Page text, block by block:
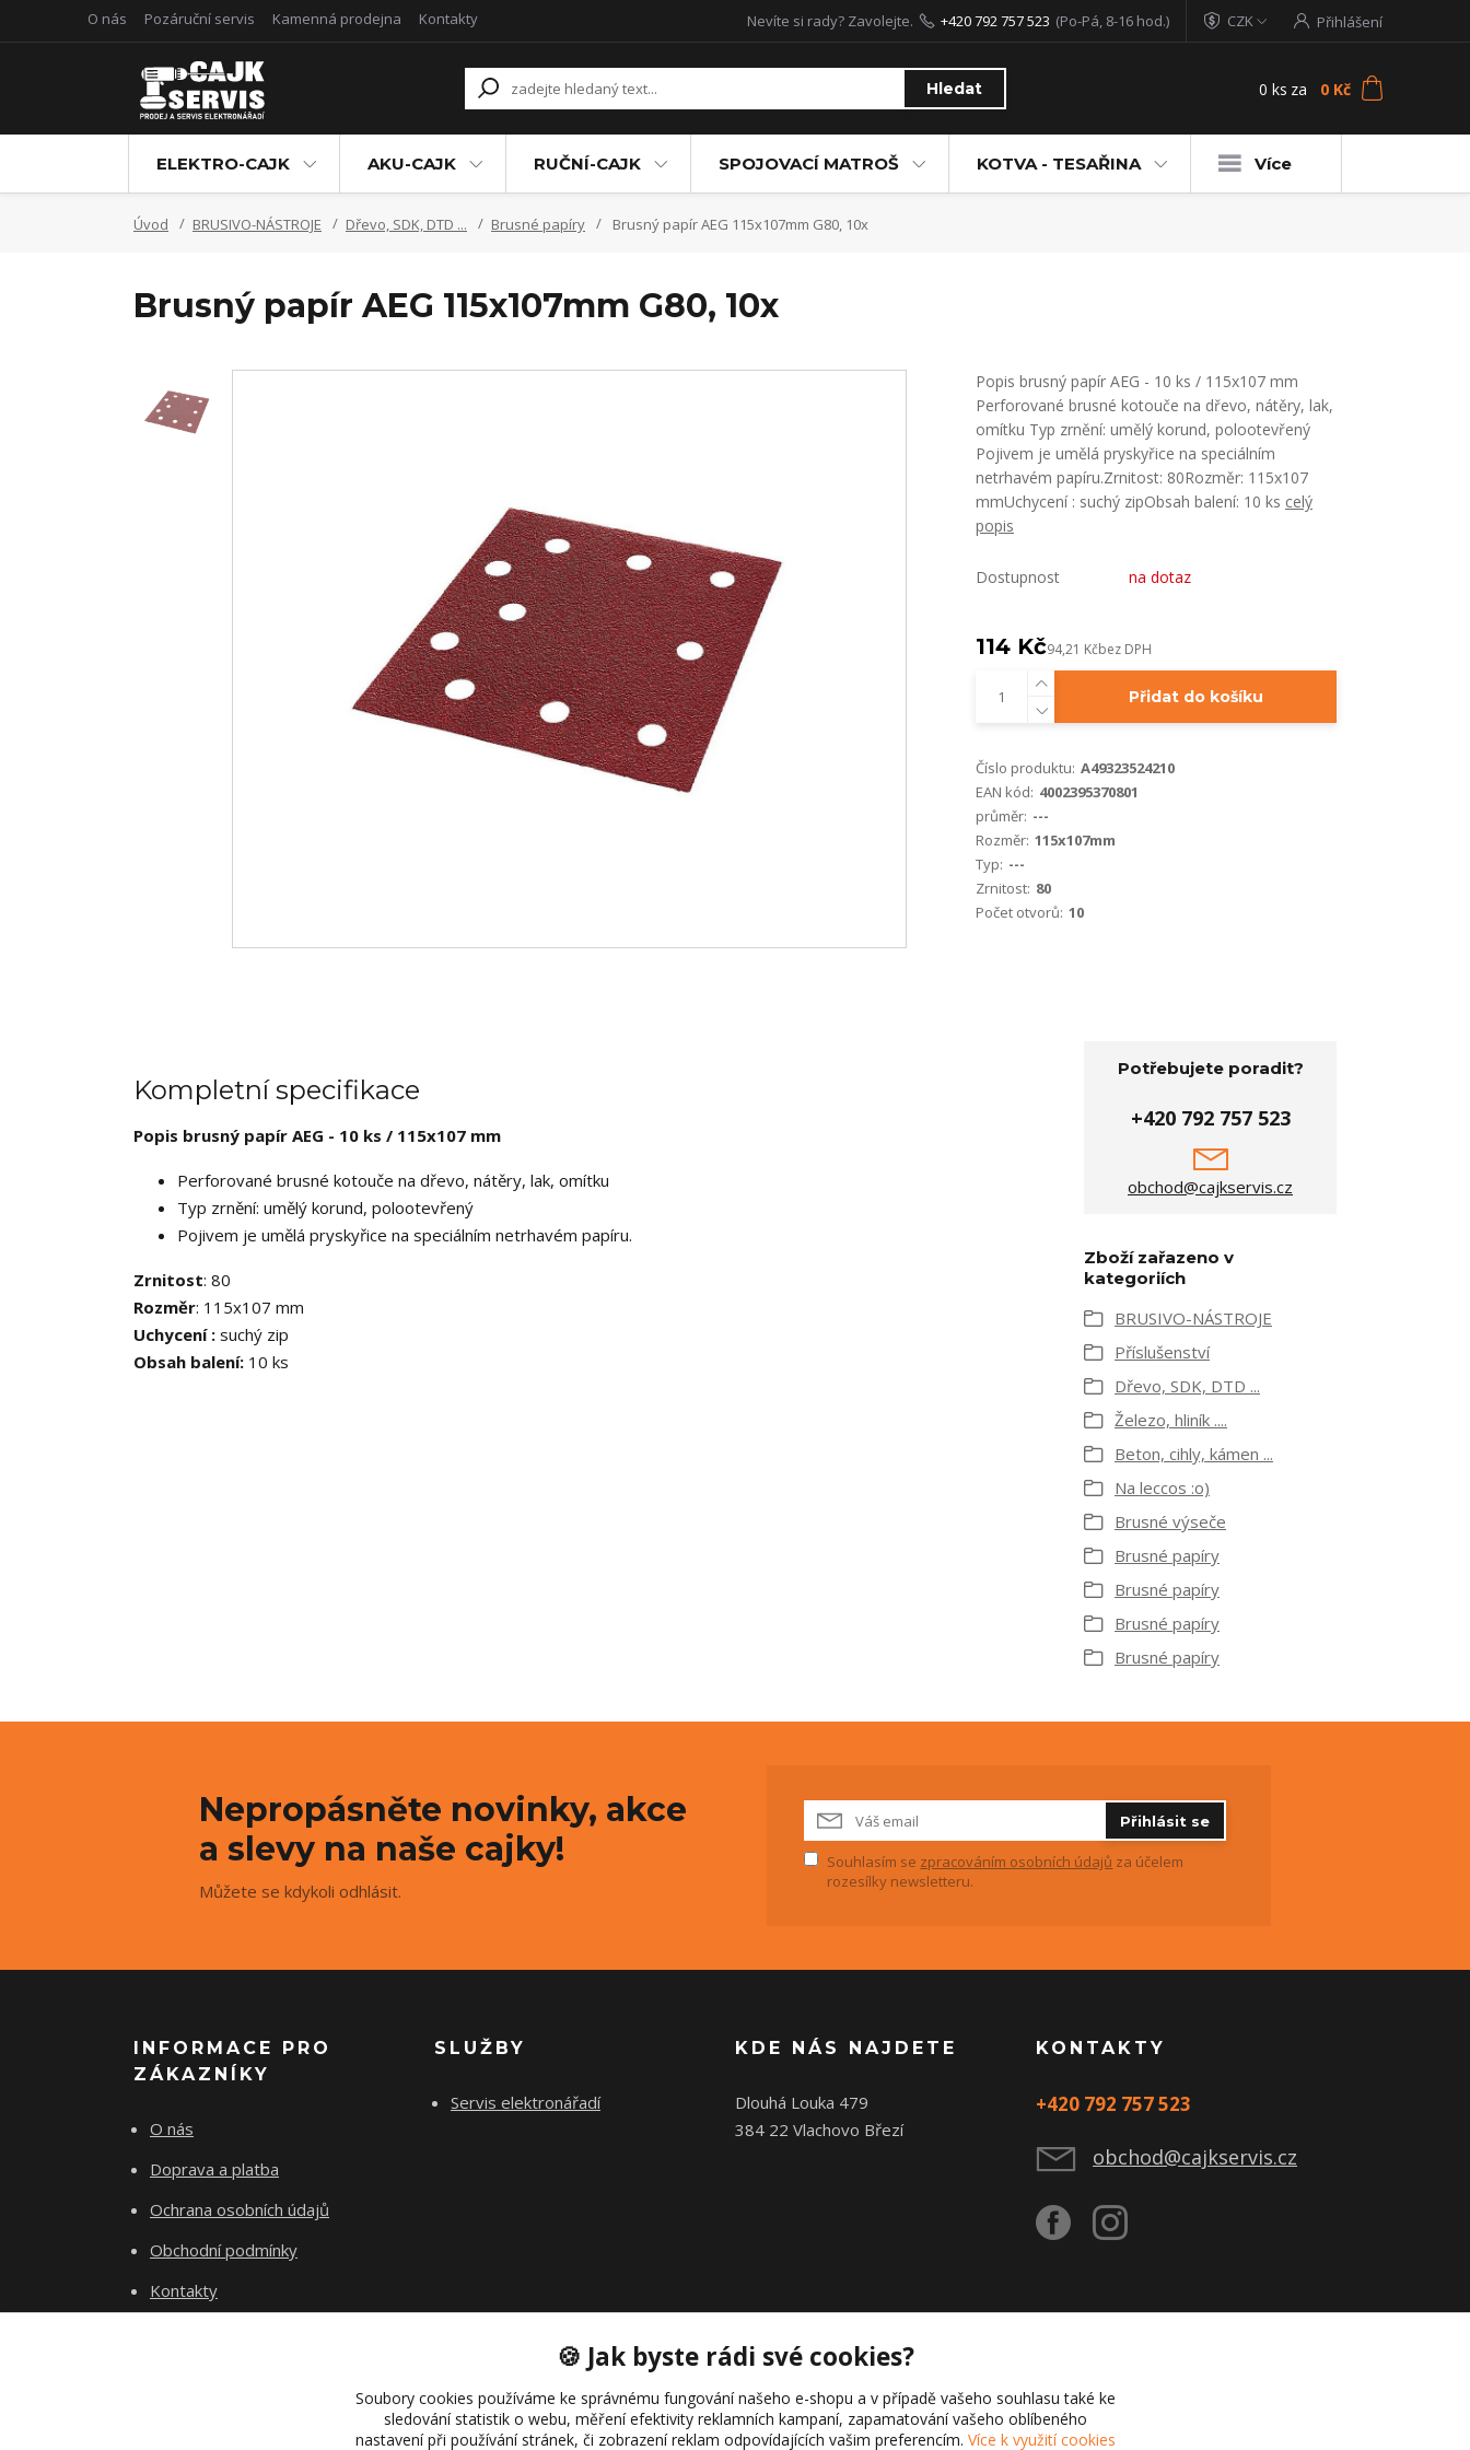
O nás Pozáruční servis Kamenná prodejna Kontakty CZK Přihlášení
Hledat
Nevíte si rady? Zavolejte. +420 792 757 523 (Po-Pá, 8-16 hod.)
0 ks za 0 Kč
ELEKTRO-CAJK AKU-CAJK RUČNÍ-CAJK SPOJOVACÍ MATROŠ KOTVA - TESAŘINA Více
Úvod BRUSIVO-NÁSTROJE Dřevo, SDK, DTD ... Brusné papíry Brusný papír AEG 115x107mm G80, 10x
Brusný papír AEG 115x107mm G80, 10x
Popis brusný papír AEG - 10 ks / 115x107 mm
Perforované brusné kotouče na dřevo, nátěry, lak,
omítku Typ zrnění: umělý korund, polootevřený
Pojivem je umělá pryskyřice na speciálním
netrhavém papíru.Zrnitost: 80Rozměr: 115x107
mmUchycení : suchý zipObsah balení: 10 ks celý
popis
Dostupnost na dotaz
114 Kč94,21 Kčbez DPH
Přidat do košíku
Číslo produktu: A49323524210
EAN kód: 4002395370801
průměr: ---
Rozměr: 115x107mm
Typ: ---
Zrnitost: 80
Počet otvorů: 10
Kompletní specifikace
Popis brusný papír AEG - 10 ks / 115x107 mm
Perforované brusné kotouče na dřevo, nátěry, lak, omítku
Typ zrnění: umělý korund, polootevřený
Pojivem je umělá pryskyřice na speciálním netrhavém papíru.
Zrnitost: 80
Rozměr: 115x107 mm
Uchycení : suchý zip
Obsah balení: 10 ks
Potřebujete poradit?
+420 792 757 523
obchod@cajkservis.cz
Zboží zařazeno v
kategoriích
BRUSIVO-NÁSTROJE
Příslušenství
Dřevo, SDK, DTD ...
Železo, hliník ....
Beton, cihly, kámen ...
Na leccos :o)
Brusné výseče
Brusné papíry
Brusné papíry
Brusné papíry
Brusné papíry
Nepropásněte novinky, akce
a slevy na naše cajky!
Můžete se kdykoli odhlásit.
Přihlásit se
Souhlasím se zpracováním osobních údajů za účelem
rozesílky newsletteru.
INFORMACE PRO
ZÁKAZNÍKY
O nás
Doprava a platba
Ochrana osobních údajů
Obchodní podmínky
Kontakty
SLUŽBY
Servis elektronářadí
KDE NÁS NAJDETE
Dlouhá Louka 479
384 22 Vlachovo Březí
KONTAKTY
+420 792 757 523
obchod@cajkservis.cz
🍪 Jak byste rádi své cookies?
Soubory cookies používáme ke správnému fungování našeho e-shopu a v případě vašeho souhlasu také ke
sledování statistik o webu, měření efektivity reklamních kampaní, zapamatování vašeho oblíbeného
nastavení při používání stránek, či zobrazení reklam odpovídajících vašim preferencím. Více k využití cookies